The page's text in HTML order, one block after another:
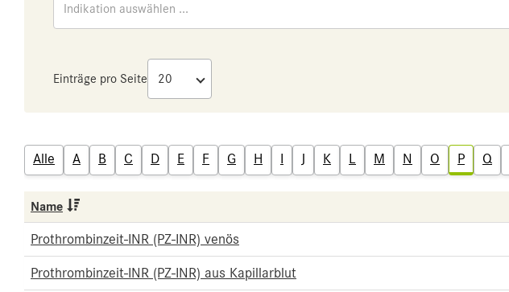
Indikation auswählen ...
Einträge pro Seite
Alle A B C D E F G H I J K L M N O P Q
Name
Prothrombinzeit-INR (PZ-INR) venös
Prothrombinzeit-INR (PZ-INR) aus Kapillarblut